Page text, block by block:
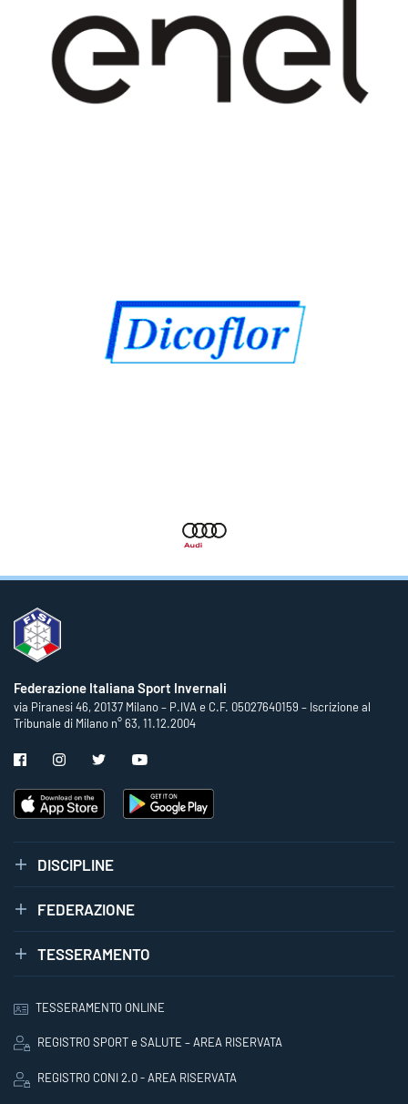
Federazione Italiana Sport Invernali
via Piranesi 46, 20137 Milano – P.IVA e C.F. 05027640159 – Iscrizione al
Tribunale di Milano n° 63, 11.12.2004
DISCIPLINE
FEDERAZIONE
TESSERAMENTO
TESSERAMENTO ONLINE
REGISTRO SPORT e SALUTE – AREA RISERVATA
REGISTRO CONI 2.0 - AREA RISERVATA